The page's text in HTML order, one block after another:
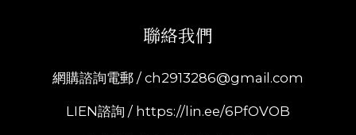
聯絡我們
網購諮詢電郵 / ch2913286@gmail.com
LIEN諮詢 / https://lin.ee/6PfOVOB